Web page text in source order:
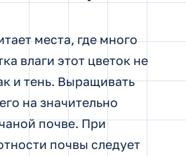
места, где много
влаги этот цветок не
и тень. Выращивать
на значительно
почве. При
почвы следует